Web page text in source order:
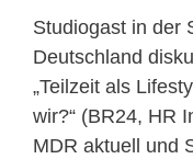
Studiogast in der
Deutschland
„Teilzeit als
wir?“ (BR24, HR
MDR aktuell und